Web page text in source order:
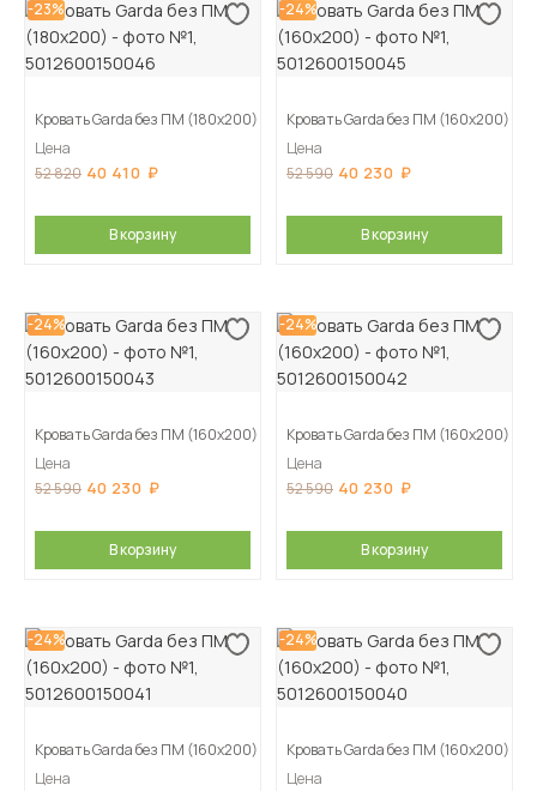
-23%
Кровать Garda без ПМ (180х200)
Цена
52 820 40 410
В корзину
-24%
Кровать Garda без ПМ (160х200)
Цена
52 590 40 230
В корзину
-24%
Кровать Garda без ПМ (160х200)
Цена
52 590 40 230
В корзину
-24%
Кровать Garda без ПМ (160х200)
Цена
52 590 40 230
В корзину
-24%
Кровать Garda без ПМ (160х200)
Цена
-24%
Кровать Garda без ПМ (160х200)
Цена